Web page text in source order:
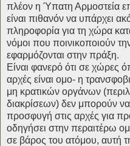
πλέον η Ύπατη Αρμοστεία
είναι πιθανόν να υπάρχει
πληροφορία για τη χώρα
νόμοι που ποινικοποιούν
εφαρμόζονται στην πράξη.
Είναι φανερό ότι σε χώρες
αρχές είναι ομο- η
μη κρατικών οργάνων
διακρίσεων) δεν μπορούν
προσφυγή στις αρχές για
οδηγήσει στην περαιτέρω
σε βάρος του ατόμου, αυτή